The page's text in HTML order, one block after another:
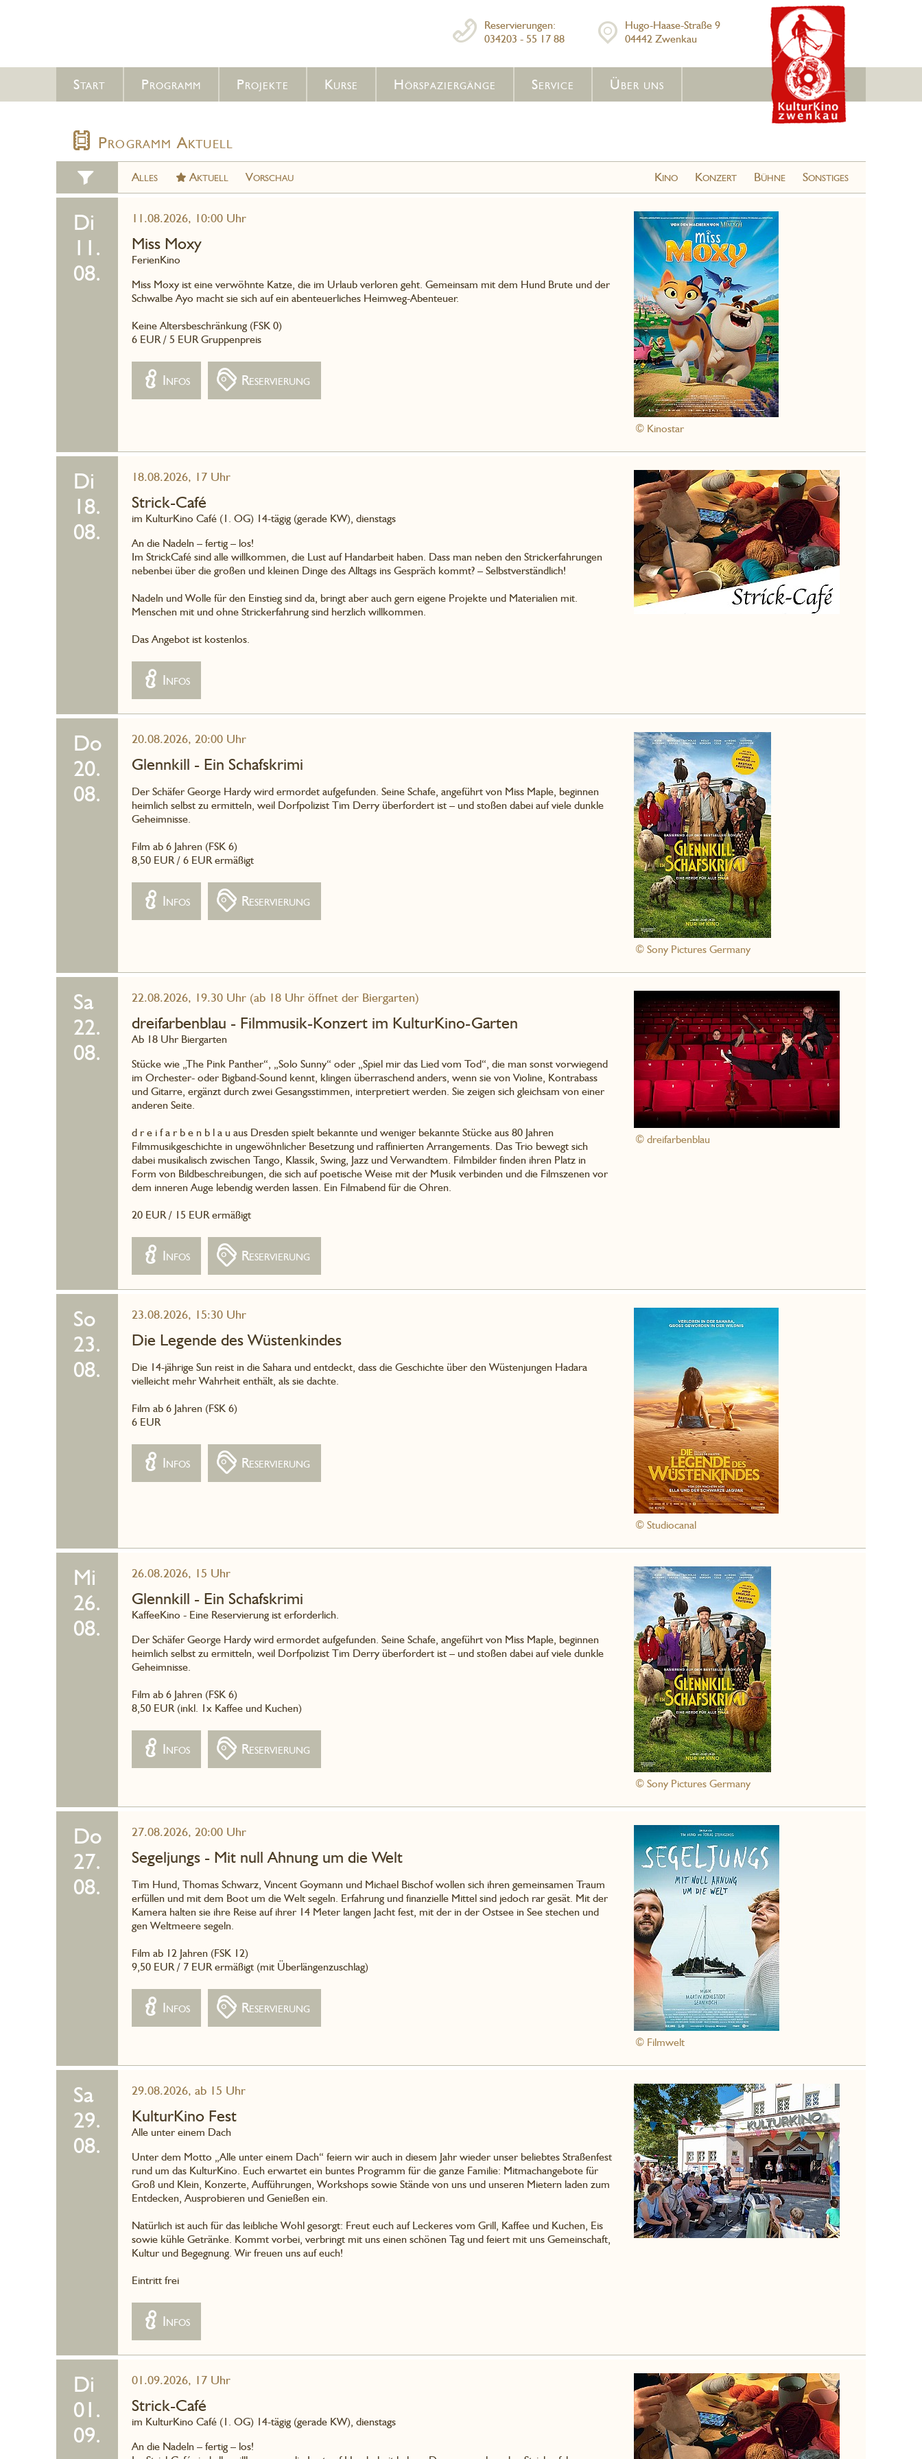
Hugo-Haase-Straße 9
04442 Zwenkau
Reservierungen:
034203 - 55 17 88
Start Programm Projekte Kurse Hörspaziergänge Service Über uns
Programm Aktuell
Alles Aktuell Vorschau Kino Konzert Bühne Sonstiges
Di
11.
08.
© Kinostar
11.08.2026, 10:00 Uhr
Miss Moxy
FerienKino
Miss Moxy ist eine verwöhnte Katze, die im Urlaub verloren geht. Gemeinsam mit dem Hund Brute und der
Schwalbe Ayo macht sie sich auf ein abenteuerliches Heimweg-Abenteuer.
Keine Altersbeschränkung (FSK 0)
6 EUR / 5 EUR Gruppenpreis
Infos Reservierung
Di
18.
08.
18.08.2026, 17 Uhr
Strick-Café
im KulturKino Café (1. OG) 14-tägig (gerade KW), dienstags
An die Nadeln – fertig – los!
Im StrickCafé sind alle willkommen, die Lust auf Handarbeit haben. Dass man neben den Strickerfahrungen
nebenbei über die großen und kleinen Dinge des Alltags ins Gespräch kommt? – Selbstverständlich!
Nadeln und Wolle für den Einstieg sind da, bringt aber auch gern eigene Projekte und Materialien mit.
Menschen mit und ohne Strickerfahrung sind herzlich willkommen.
Das Angebot ist kostenlos.
Infos
Do
20.
08.
© Sony Pictures Germany
20.08.2026, 20:00 Uhr
Glennkill - Ein Schafskrimi
Der Schäfer George Hardy wird ermordet aufgefunden. Seine Schafe, angeführt von Miss Maple, beginnen
heimlich selbst zu ermitteln, weil Dorfpolizist Tim Derry überfordert ist – und stoßen dabei auf viele dunkle
Geheimnisse.
Film ab 6 Jahren (FSK 6)
8,50 EUR / 6 EUR ermäßigt
Infos Reservierung
Sa
22.
08.
© dreifarbenblau
22.08.2026, 19.30 Uhr (ab 18 Uhr öffnet der Biergarten)
dreifarbenblau - Filmmusik-Konzert im KulturKino-Garten
Ab 18 Uhr Biergarten
Stücke wie „The Pink Panther“, „Solo Sunny“ oder „Spiel mir das Lied vom Tod“, die man sonst vorwiegend
im Orchester- oder Bigband-Sound kennt, klingen überraschend anders, wenn sie von Violine, Kontrabass
und Gitarre, ergänzt durch zwei Gesangsstimmen, interpretiert werden. Sie zeigen sich gleichsam von einer
anderen Seite.
d r e i f a r b e n b l a u aus Dresden spielt bekannte und weniger bekannte Stücke aus 80 Jahren
Filmmusikgeschichte in ungewöhnlicher Besetzung und raffinierten Arrangements. Das Trio bewegt sich
dabei musikalisch zwischen Tango, Klassik, Swing, Jazz und Verwandtem. Filmbilder finden ihren Platz in
Form von Bildbeschreibungen, die sich auf poetische Weise mit der Musik verbinden und die Filmszenen vor
dem inneren Auge lebendig werden lassen. Ein Filmabend für die Ohren.
20 EUR / 15 EUR ermäßigt
Infos Reservierung
So
23.
08.
© Studiocanal
23.08.2026, 15:30 Uhr
Die Legende des Wüstenkindes
Die 14-jährige Sun reist in die Sahara und entdeckt, dass die Geschichte über den Wüstenjungen Hadara
vielleicht mehr Wahrheit enthält, als sie dachte.
Film ab 6 Jahren (FSK 6)
6 EUR
Infos Reservierung
Mi
26.
08.
© Sony Pictures Germany
26.08.2026, 15 Uhr
Glennkill - Ein Schafskrimi
KaffeeKino - Eine Reservierung ist erforderlich.
Der Schäfer George Hardy wird ermordet aufgefunden. Seine Schafe, angeführt von Miss Maple, beginnen
heimlich selbst zu ermitteln, weil Dorfpolizist Tim Derry überfordert ist – und stoßen dabei auf viele dunkle
Geheimnisse.
Film ab 6 Jahren (FSK 6)
8,50 EUR (inkl. 1x Kaffee und Kuchen)
Infos Reservierung
Do
27.
08.
© Filmwelt
27.08.2026, 20:00 Uhr
Segeljungs - Mit null Ahnung um die Welt
Tim Hund, Thomas Schwarz, Vincent Goymann und Michael Bischof wollen sich ihren gemeinsamen Traum
erfüllen und mit dem Boot um die Welt segeln. Erfahrung und finanzielle Mittel sind jedoch rar gesät. Mit der
Kamera halten sie ihre Reise auf ihrer 14 Meter langen Jacht fest, mit der in der Ostsee in See stechen und
gen Weltmeere segeln.
Film ab 12 Jahren (FSK 12)
9,50 EUR / 7 EUR ermäßigt (mit Überlängenzuschlag)
Infos Reservierung
Sa
29.
08.
29.08.2026, ab 15 Uhr
KulturKino Fest
Alle unter einem Dach
Unter dem Motto „Alle unter einem Dach“ feiern wir auch in diesem Jahr wieder unser beliebtes Straßenfest
rund um das KulturKino. Euch erwartet ein buntes Programm für die ganze Familie: Mitmachangebote für
Groß und Klein, Konzerte, Aufführungen, Workshops sowie Stände von uns und unseren Mietern laden zum
Entdecken, Ausprobieren und Genießen ein.
Natürlich ist auch für das leibliche Wohl gesorgt: Freut euch auf Leckeres vom Grill, Kaffee und Kuchen, Eis
sowie kühle Getränke. Kommt vorbei, verbringt mit uns einen schönen Tag und feiert mit uns Gemeinschaft,
Kultur und Begegnung. Wir freuen uns auf euch!
Eintritt frei
Infos
Di
01.
09.
01.09.2026, 17 Uhr
Strick-Café
im KulturKino Café (1. OG) 14-tägig (gerade KW), dienstags
An die Nadeln – fertig – los!